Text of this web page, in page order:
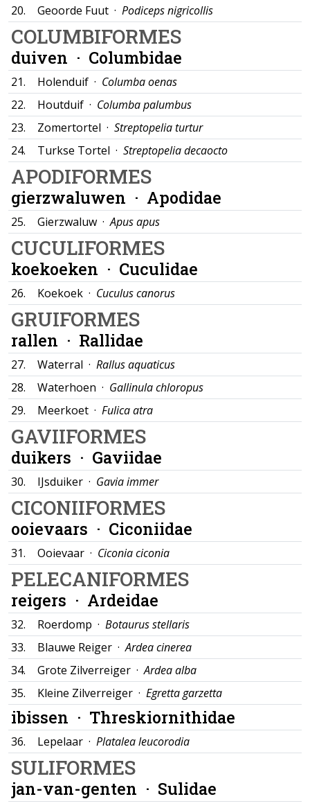
20.
Geoorde Fuut · Podiceps nigricollis
COLUMBIFORMES
duiven · Columbidae
21. Holenduif · Columba oenas
22.
Houtduif · Columba palumbus
23.
Zomertortel · Streptopelia turtur
24.
Turkse Tortel · Streptopelia decaocto
APODIFORMES
gierzwaluwen · Apodidae
25. Gierzwaluw ·Apus apus
CUCULIFORMES
koekoeken · Cuculidae
26. Koekoek · Cuculus canorus
GRUIFORMES
rallen · Rallidae
27. Waterral · Rallus aquaticus
28.
Waterhoen · Gallinula chloropus
29.
Meerkoet · Fulica atra
GAVIIFORMES
duikers · Gaviidae
30. IJsduiker · Gavia immer
CICONIIFORMES
ooievaars · Ciconiidae
31. Ooievaar · Ciconia ciconia
PELECANIFORMES
reigers · Ardeidae
32. Roerdomp · Botaurus stellaris
33.
Blauwe Reiger ·Ardea cinerea
34.
Grote Zilverreiger ·Ardea alba
35.
Kleine Zilverreiger · Egretta garzetta
ibissen · Threskiornithidae
36. Lepelaar · Platalea leucorodia
SULIFORMES
jan-van-genten · Sulidae